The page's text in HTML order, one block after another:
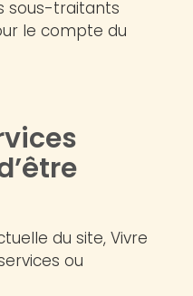
sous-traitants
le compte du
du site, Vivre
ou